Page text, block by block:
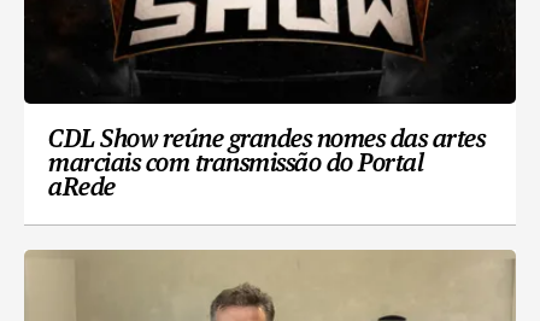
CDL Show reúne grandes nomes das artes
marciais com transmissão do Portal
aRede